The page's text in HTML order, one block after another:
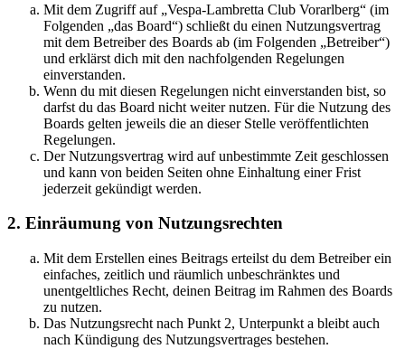
Mit dem Zugriff auf „Vespa-Lambretta Club Vorarlberg“ (im
Folgenden „das Board“) schließt du einen Nutzungsvertrag
mit dem Betreiber des Boards ab (im Folgenden „Betreiber“)
und erklärst dich mit den nachfolgenden Regelungen
einverstanden.
Wenn du mit diesen Regelungen nicht einverstanden bist, so
darfst du das Board nicht weiter nutzen. Für die Nutzung des
Boards gelten jeweils die an dieser Stelle veröffentlichten
Regelungen.
Der Nutzungsvertrag wird auf unbestimmte Zeit geschlossen
und kann von beiden Seiten ohne Einhaltung einer Frist
jederzeit gekündigt werden.
2. Einräumung von Nutzungsrechten
Mit dem Erstellen eines Beitrags erteilst du dem Betreiber ein
einfaches, zeitlich und räumlich unbeschränktes und
unentgeltliches Recht, deinen Beitrag im Rahmen des Boards
zu nutzen.
Das Nutzungsrecht nach Punkt 2, Unterpunkt a bleibt auch
nach Kündigung des Nutzungsvertrages bestehen.